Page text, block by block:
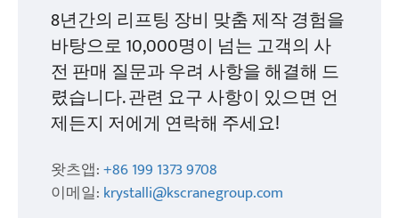
8년간의 리프팅 장비 맞춤 제작 경험을
바탕으로 10,000명이 넘는 고객의 사
전 판매 질문과 우려 사항을 해결해 드
렸습니다. 관련 요구 사항이 있으면 언
제든지 저에게 연락해 주세요!
왓츠앱:+86 199 1373 9708
이메일: krystalli@kscranegroup.com